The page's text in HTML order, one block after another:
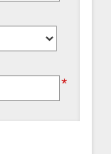
*